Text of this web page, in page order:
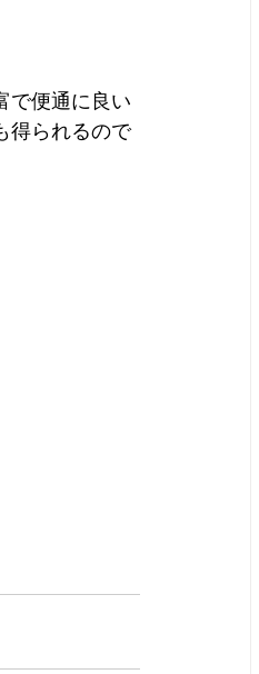
で便通に良い
得られるので